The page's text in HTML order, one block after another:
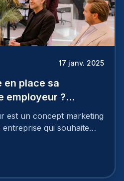
17 janv. 2025
en place sa
employeur ?
est un concept marketing
qui souhaite
sont évidentes, ce
ne peut se faire en